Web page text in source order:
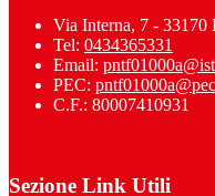
Via Interna, 7 - 33170
Tel: 0434365331
Email:
PEC:
C.F.: 80007410931
Sezione Link Utili